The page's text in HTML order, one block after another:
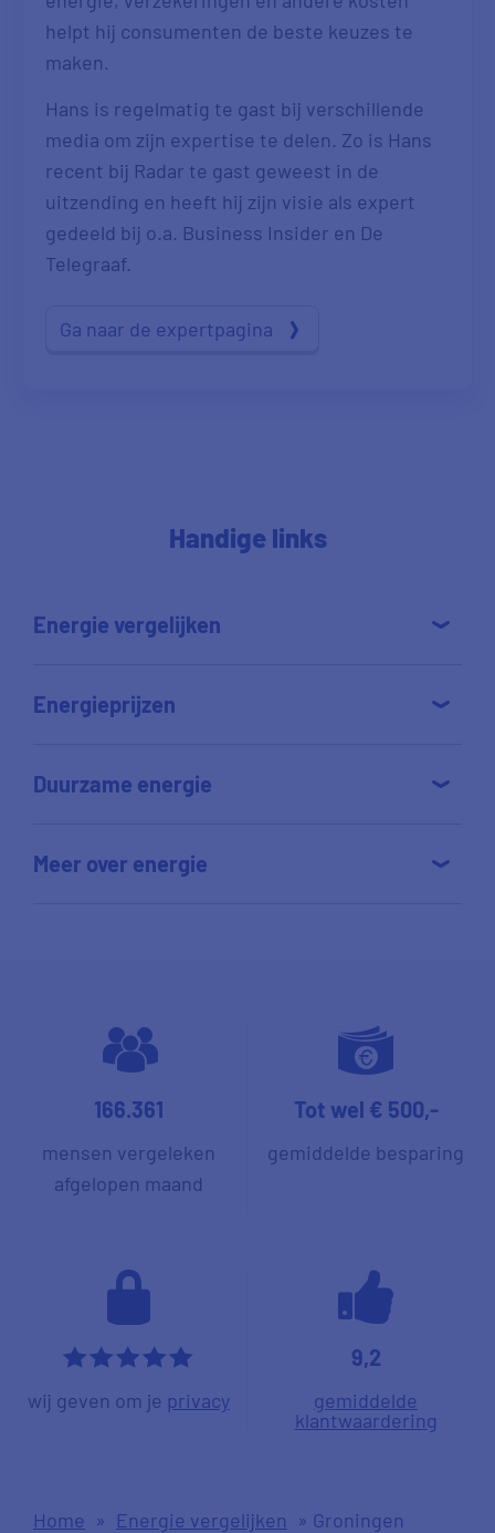
helpt hij consumenten de beste keuzes te
maken.
Hans is regelmatig te gast bij verschillende
media om zijn expertise te delen. Zo is Hans
recent bij Radar te gast geweest in de
uitzending en heeft hij zijn visie als expert
gedeeld bij o.a. Business Insider en De
Telegraaf.
Ga naar de expertpagina
Handige links
Energie vergelijken
Energieprijzen
Duurzame energie
Meer over energie
166.361
mensen vergeleken
afgelopen maand
Tot wel € 500,-
gemiddelde besparing
*****
wij geven om je privacy
9,2
gemiddelde
klantwaardering
Home » Energie vergelijken » Groningen